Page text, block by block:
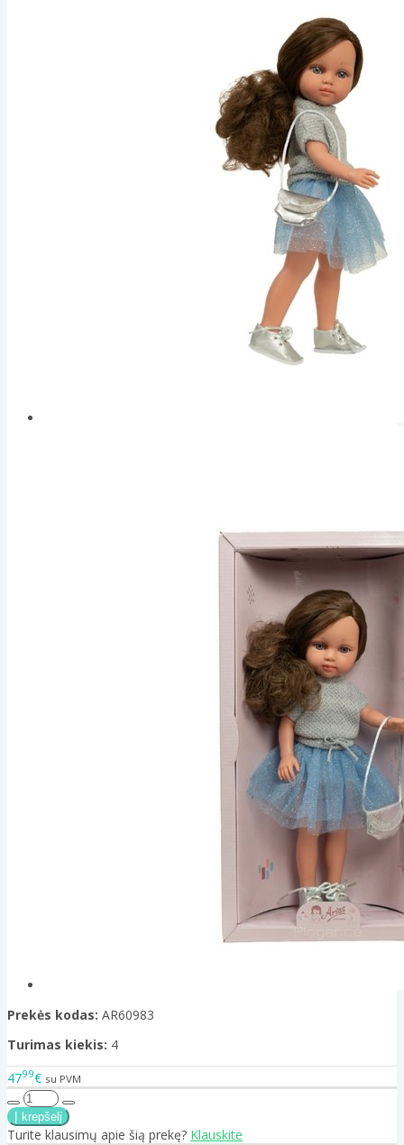
Prekės kodas: AR60983
Turimas kiekis: 4
4799€ su PVM
Turite klausimų apie šią prekę? Klauskite